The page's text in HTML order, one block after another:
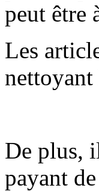
peut être
Les
De plus,
payant